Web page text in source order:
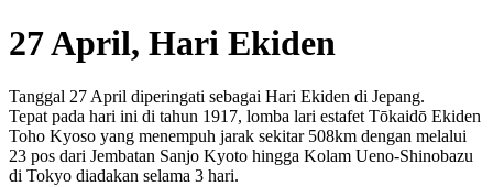
27 April, Hari Ekiden
Tanggal 27 April diperingati sebagai Hari Ekiden di Jepang.
Tepat pada hari ini di tahun 1917, lomba lari estafet Tōkaidō Ekiden
Toho Kyoso yang menempuh jarak sekitar 508km dengan melalui
23 pos dari Jembatan Sanjo Kyoto hingga Kolam Ueno-Shinobazu
di Tokyo diadakan selama 3 hari.